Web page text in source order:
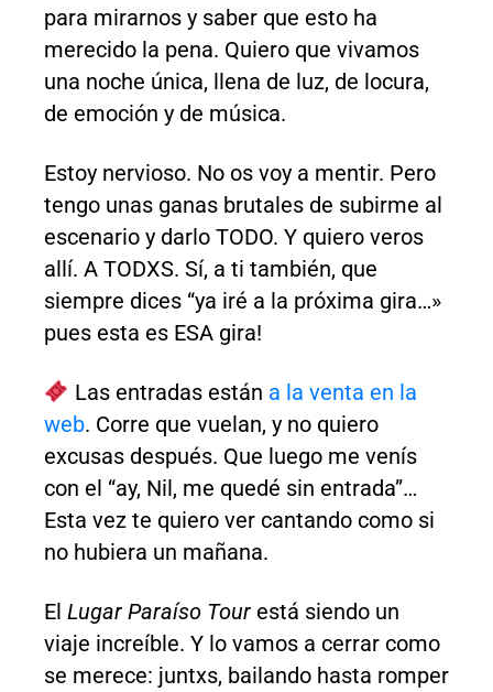
para mirarnos y saber que esto ha
merecido la pena. Quiero que vivamos
una noche única, llena de luz, de locura,
de emoción y de música.
Estoy nervioso. No os voy a mentir. Pero
tengo unas ganas brutales de subirme al
escenario y darlo TODO. Y quiero veros
allí. A TODXS. Sí, a ti también, que
siempre dices “ya iré a la próxima gira…»
pues esta es ESA gira!
Las entradas están a la venta en la
web. Corre que vuelan, y no quiero
excusas después. Que luego me venís
con el “ay, Nil, me quedé sin entrada”…
Esta vez te quiero ver cantando como si
no hubiera un mañana.
El Lugar Paraíso Tour está siendo un
viaje increíble. Y lo vamos a cerrar como
se merece: juntxs, bailando hasta romper